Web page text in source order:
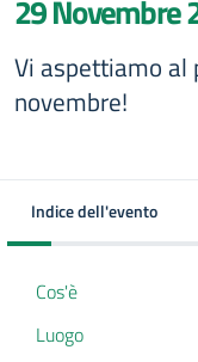
29 Novembre
Vi aspettiamo al
novembre!
Indice dell'evento
Cos'è
Luogo